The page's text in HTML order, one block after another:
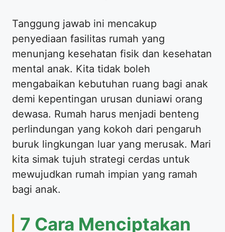
Tanggung jawab ini mencakup
penyediaan fasilitas rumah yang
menunjang kesehatan fisik dan kesehatan
mental anak. Kita tidak boleh
mengabaikan kebutuhan ruang bagi anak
demi kepentingan urusan duniawi orang
dewasa. Rumah harus menjadi benteng
perlindungan yang kokoh dari pengaruh
buruk lingkungan luar yang merusak. Mari
kita simak tujuh strategi cerdas untuk
mewujudkan rumah impian yang ramah
bagi anak.
7 Cara Menciptakan